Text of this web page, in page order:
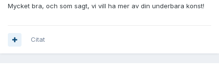
Mycket bra, och som sagt, vi vill ha mer av din underbara konst!
Citat